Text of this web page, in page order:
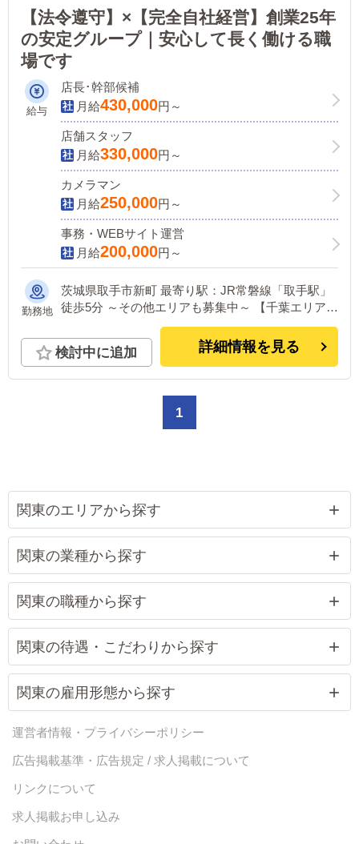
【法令遵守】×【完全自社経営】創業25年
の安定グループ｜安心して長く働ける職
場です
給与
店長･幹部候補
月給430,000円～
店舗スタッフ
月給330,000円～
カメラマン
月給250,000円～
事務・WEBサイト運営
月給200,000円～
勤務地
茨城県取手市新町 最寄り駅：JR常磐線「取手駅」
徒歩5分 ～その他エリアも募集中～ 【千葉エリア】
千葉・松戸・馬橋・柏・成田 【埼玉エリア】 越
谷・西川口・春日部・久喜 【東京エリア】 鶯谷・
池袋 ※新店続々計画中！
検討中に追加 詳細情報を見る
1
関東のエリアから探す
関東の業種から探す
関東の職種から探す
関東の待遇・こだわりから探す
関東の雇用形態から探す
運営者情報・プライバシーポリシー
広告掲載基準・広告規定 / 求人掲載について
リンクについて
求人掲載お申し込み